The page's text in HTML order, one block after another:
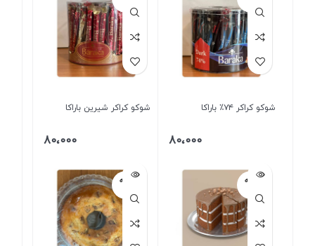
شوکو کراکر ۷۴٪ باراکا
80،000
شوکو کراکر شیرین باراکا
80،000
فروخته
فروخته